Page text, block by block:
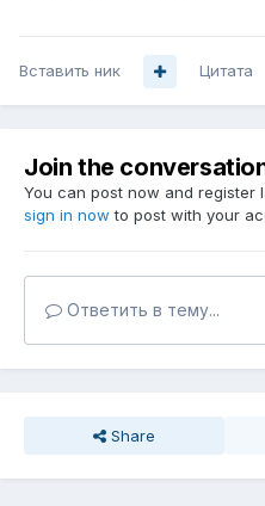
Вставить ник Цитата
Join the
You can post now and register
sign in now to post with your
Ответить в тему...
Share